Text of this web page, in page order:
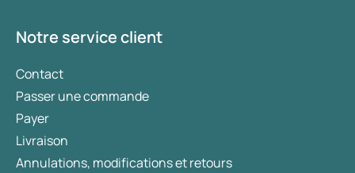
Notre service client
Contact
Passer une commande
Payer
Livraison
Annulations, modifications et retours